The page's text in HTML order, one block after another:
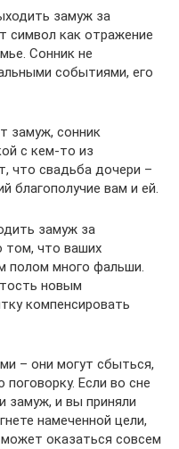
замуж за
символ как отражение
Сонник не
событиями, его
замуж, сонник
с кем-то из
что свадьба дочери –
благополучие вам и ей.
замуж за
том, что ваших
полом много фальши.
новым
компенсировать
– они могут сбыться,
Если во сне
замуж, и вы приняли
намеченной цели,
оказаться совсем